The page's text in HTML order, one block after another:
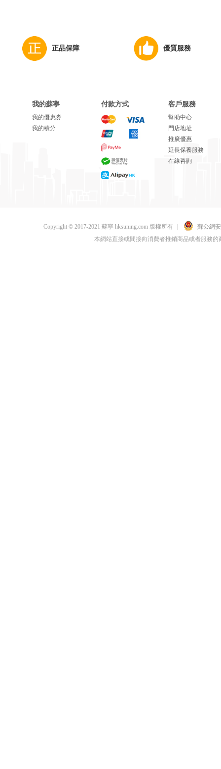
正品保障 優質服務
我的蘇寧
我的優惠券
我的積分
付款方式 客戶服務
幫助中心
門店地址
推廣優惠
延長保養服務
在線咨詢
Copyright © 2017-2021 蘇寧 hksuning.com 版權所有
蘇公網
本網站直接或間接向消費者推銷商品或者服務